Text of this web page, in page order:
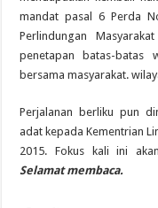
mandat pasal 6 Perda
Perlindungan
penetapan batas-batas
bersama masyarakat.
Perjalanan berliku pun
adat kepada Kementrian
2015. Fokus kali ini
Selamat membaca.